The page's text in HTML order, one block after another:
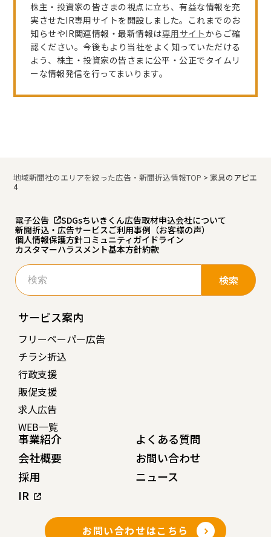
株主・投資家の皆さまの視点に立ち、有益な情報を充
実させたIR専用サイトを開設しました。これまでのお
知らせやIR関連情報・最新情報は専用サイトからご確
認ください。今後もより当社をよく知っていただける
よう、株主・投資家の皆さまに公平・公正でタイムリ
ーな情報発信を行ってまいります。
地域新聞社のエリアを絞った広告・新聞折込情報TOP > 家具のアピエ
4
電子公告 SDGsちいきくん広告取材申込会社について
新聞折込・広告サービスご利用事例（お客様の声）
個人情報保護方針コミュニティガイドライン
カスタマーハラスメント基本方針約款
検
索:
サービス案内
フリーペーパー広告
チラシ折込
行政支援
販促支援
求人広告
WEB一覧
事業紹介
会社概要
採用
IR
よくある質問
お問い合わせ
ニュース
お問い合わせはこちら